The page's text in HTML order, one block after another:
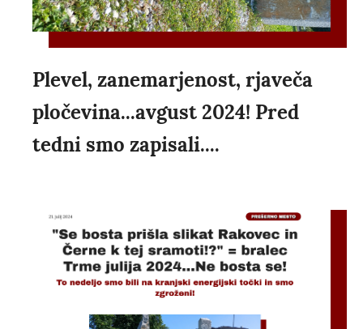
Plevel, zanemarjenost, rjaveča
pločevina...avgust 2024! Pred
tedni smo zapisali....